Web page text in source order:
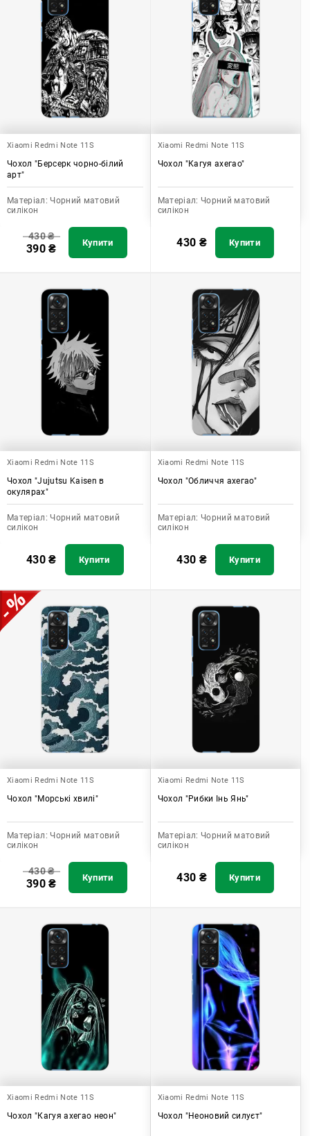
Xiaomi Redmi Note 11S
Чохол "Берсерк чорно-білий
арт"
Матеріал: Чорний матовий
силікон
430₴
390₴ Купити
Xiaomi Redmi Note 11S
Чохол "Кагуя ахегао"
Матеріал: Чорний матовий
силікон
430 ₴ Купити
Xiaomi Redmi Note 11S
Чохол "Jujutsu Kaisen в
окулярах"
Матеріал: Чорний матовий
силікон
430₴ Купити
Xiaomi Redmi Note 11S
Чохол "Обличчя ахегао"
Матеріал: Чорний матовий
силікон
430 ₴ Купити
Xiaomi Redmi Note 11S
Чохол "Морські хвилі"
Матеріал: Чорний матовий
силікон
430₴
390₴ Купити
Xiaomi Redmi Note 11S
Чохол "Рибки Інь Янь"
Матеріал: Чорний матовий
силікон
430 ₴ Купити
Xiaomi Redmi Note 11S
Чохол "Кагуя ахегао неон"
Xiaomi Redmi Note 11S
Чохол "Неоновий силуєт"